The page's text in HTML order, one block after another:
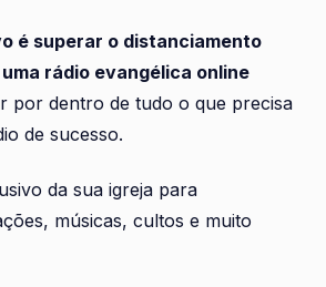
é superar o distanciamento
rádio evangélica online
por dentro de tudo o que precisa
de sucesso.
da sua igreja para
músicas, cultos e muito